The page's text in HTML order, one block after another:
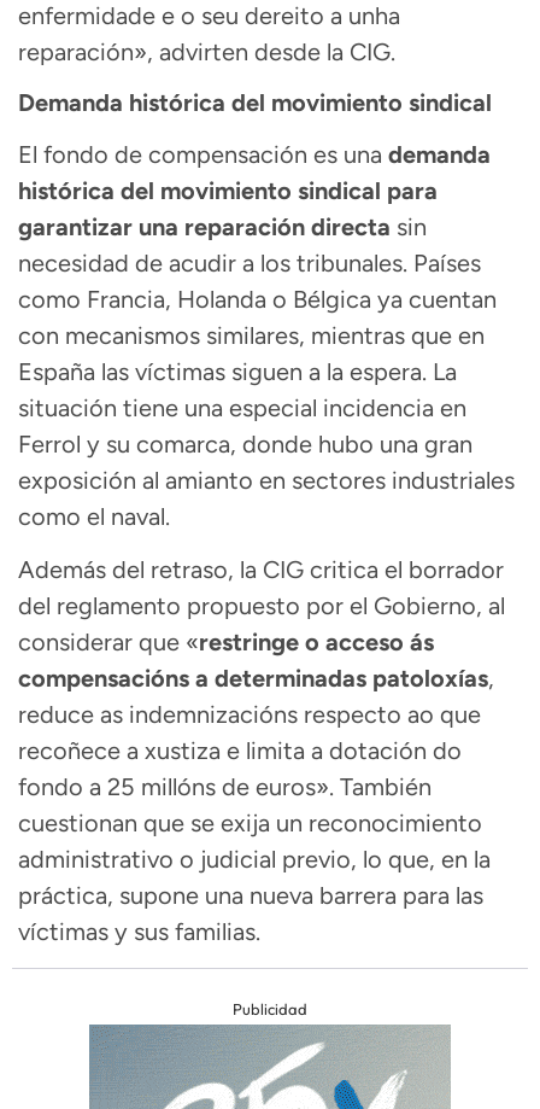
enfermidade e o seu dereito a unha
reparación», advirten desde la CIG.
Demanda histórica del movimiento sindical
El fondo de compensación es una demanda
histórica del movimiento sindical para
garantizar una reparación directa sin
necesidad de acudir a los tribunales. Países
como Francia, Holanda o Bélgica ya cuentan
con mecanismos similares, mientras que en
España las víctimas siguen a la espera. La
situación tiene una especial incidencia en
Ferrol y su comarca, donde hubo una gran
exposición al amianto en sectores industriales
como el naval.
Además del retraso, la CIG critica el borrador
del reglamento propuesto por el Gobierno, al
considerar que «restringe o acceso ás
compensacións a determinadas patoloxías,
reduce as indemnizacións respecto ao que
recoñece a xustiza e limita a dotación do
fondo a 25 millóns de euros». También
cuestionan que se exija un reconocimiento
administrativo o judicial previo, lo que, en la
práctica, supone una nueva barrera para las
víctimas y sus familias.
Publicidad